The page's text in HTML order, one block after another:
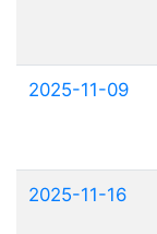
2025-11-09
2025-11-16